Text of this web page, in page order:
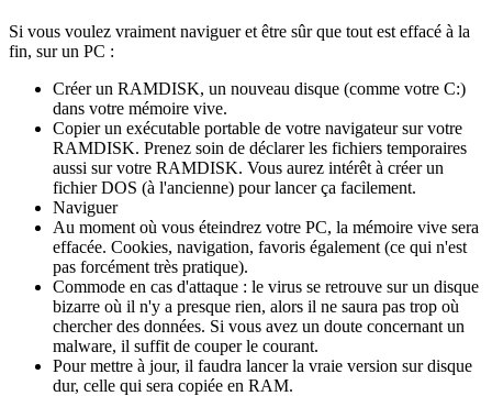
Si vous voulez vraiment naviguer et être sûr que tout est effacé à la
fin, sur un PC :
Créer un RAMDISK, un nouveau disque (comme votre C:)
dans votre mémoire vive.
Copier un exécutable portable de votre navigateur sur votre
RAMDISK. Prenez soin de déclarer les fichiers temporaires
aussi sur votre RAMDISK. Vous aurez intérêt à créer un
fichier DOS (à l'ancienne) pour lancer ça facilement.
Naviguer
Au moment où vous éteindrez votre PC, la mémoire vive sera
effacée. Cookies, navigation, favoris également (ce qui n'est
pas forcément très pratique).
Commode en cas d'attaque : le virus se retrouve sur un disque
bizarre où il n'y a presque rien, alors il ne saura pas trop où
chercher des données. Si vous avez un doute concernant un
malware, il suffit de couper le courant.
Pour mettre à jour, il faudra lancer la vraie version sur disque
dur, celle qui sera copiée en RAM.